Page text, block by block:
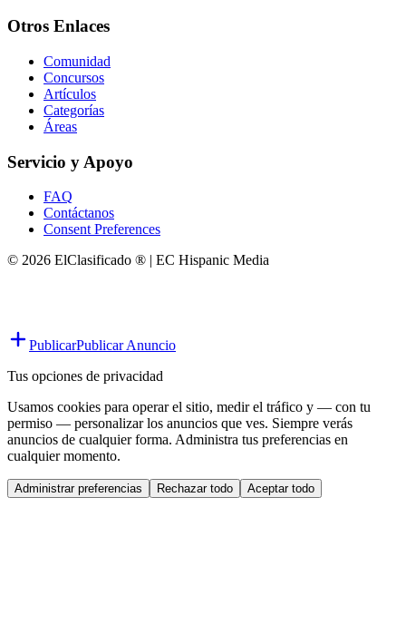
Otros Enlaces
Comunidad
Concursos
Artículos
Categorías
Áreas
Servicio y Apoyo
FAQ
Contáctanos
Consent Preferences
© 2026 ElClasificado ® | EC Hispanic Media
PublicarPublicar Anuncio
Tus opciones de privacidad
Usamos cookies para operar el sitio, medir el tráfico y — con tu
permiso — personalizar los anuncios que ves. Siempre verás
anuncios de cualquier forma. Administra tus preferencias en
cualquier momento.
Administrar preferencias Rechazar todo Aceptar todo